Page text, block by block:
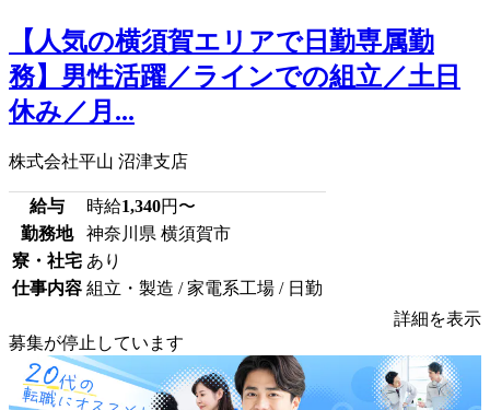
【人気の横須賀エリアで日勤専属勤
務】男性活躍／ラインでの組立／土日
休み／月...
株式会社平山 沼津支店
給与 時給1,340円〜
勤務地
神奈川県 横須賀市
寮・社宅 あり
仕事内容 組立・製造 / 家電系工場 / 日勤
詳細を表示
募集が停止しています